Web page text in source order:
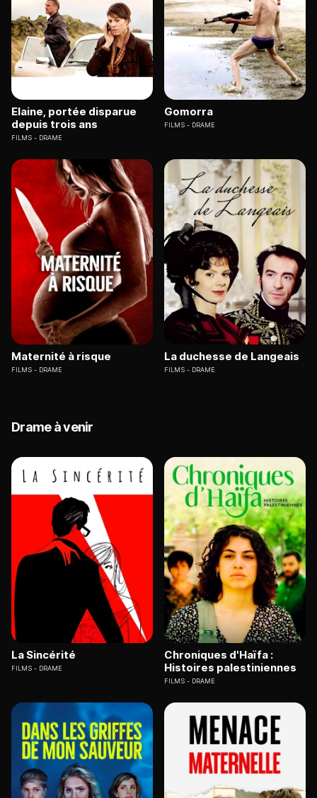
Elaine, portée disparue
depuis trois ans
FILMS DRAME
Gomorra
FILMS DRAME
Maternité à risque
FILMS DRAME
La duchesse de Langeais
FILMS DRAME
Drame à venir
La Sincérité
FILMS DRAME
Chroniques d'Haïfa :
Histoires palestiniennes
FILMS DRAME